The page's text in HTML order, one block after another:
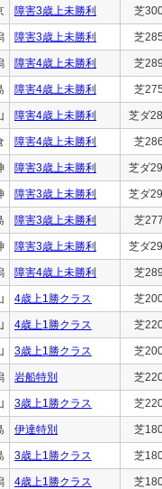
障害3歳上未勝利 芝
障害3歳上未勝利 芝
障害4歳上未勝利 芝
障害4歳上未勝利 芝
障害4歳上未勝利 芝ダ
障害4歳上未勝利 芝
障害3歳上未勝利 芝ダ
障害3歳上未勝利 芝ダ
障害3歳上未勝利 芝
障害3歳上未勝利 芝ダ
障害4歳上未勝利 芝
4歳上1勝クラス 芝
4歳上1勝クラス 芝
3歳上1勝クラス 芝
岩船特別 芝
3歳上1勝クラス 芝
伊達特別 芝
3歳上1勝クラス 芝
4歳上1勝クラス 芝